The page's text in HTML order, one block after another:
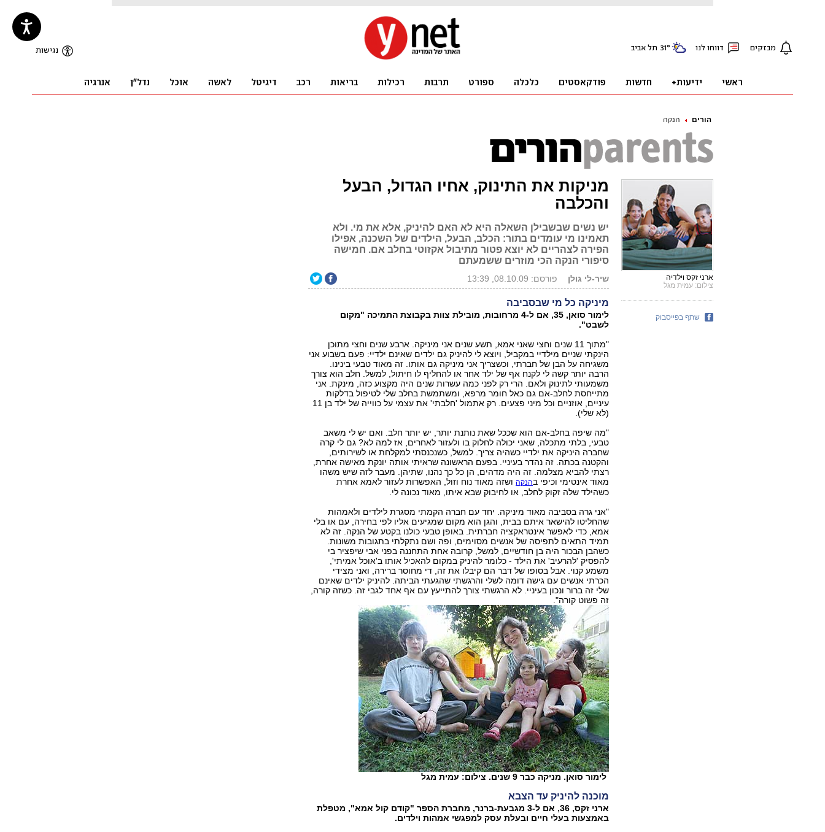
הורים הנקה
מניקות את התינוק, אחיו הגדול, הבעל
והכלבה
יש נשים שבשבילן השאלה היא לא האם להיניק, אלא את מי. ולא
תאמינו מי עומדים בתור: הכלב, הבעל, הילדים של השכנה, אפילו
הפירה לצהריים לא יוצא פטור מתיבול אקזוטי בחלב אם. חמישה
סיפורי הנקה הכי מוזרים ששמעתם
שיר-לי גולן פורסם: 08.10.09, 13:39
מיניקה כל מי שבסביבה
לימור סואן, ‭,35‬ אם ל‭4-‬ מרחובות, מובילת צוות בקבוצת התמיכה "מקום
לשבט".
"מתוך 11 שנים וחצי שאני אמא, תשע שנים אני מיניקה. ארבע שנים וחצי מתוכן
הינקתי שניים מילדיי במקביל, ויוצא לי להיניק גם ילדים שאינם ילדיי: פעם בשבוע אני
משגיחה על הבן של חברתי, וכשצריך אני מיניקה גם אותו. זה מאוד טבעי בינינו.
הרבה יותר קשה לי לקנח אף של ילד אחר או להחליף לו חיתול, למשל. חלב הוא צורך
משמעותי לתינוק ולאם. הרי רק לפני כמה עשרות שנים היה מקצוע כזה, מינקת. אני
מתייחסת לחלב-אם גם כאל חומר מרפא, ומשתמשת בחלב שלי לטיפול בדלקות
עיניים, אוזניים וכל מיני פצעים. רק אתמול 'חלבתי' את עצמי על כווייה של ילד בן 11
(לא שלי‭.(‬
"מה שיפה בחלב-אם הוא שככל שאת נותנת יותר, יש יותר חלב. ואם יש לי משאב
טבעי, בלתי מתכלה, שאני יכולה לחלוק בו ולעזור לאחרים, אז למה לא? גם לי קרה
שחברה היניקה את ילדיי כשהיה צריך. למשל, כשנכנסתי למקלחת או לשירותים,
והקטנה בכתה. זה נהדר בעיניי. בפעם הראשונה שראיתי אותה יונקת מאישה אחרת,
רצתי להביא מצלמה. זה היה מדהים, הן כל כך נהנו, שתיהן. מעבר לזה שיש משהו
מאוד אינטימי וכיפי בהנקהושזה מאוד נוח וזול, האפשרות לעזור לאמא אחרת
כשהילד שלה זקוק לחלב, או לחיבוק שבא איתו, מאוד נכונה לי.
"אני גרה בסביבה מאוד מיניקה. יחד עם חברה הקמתי מסגרת לילדים ולאמהות
שהחליטו להישאר איתם בבית, והגן הוא מקום שמגיעים אליו לפי בחירה, עם או בלי
אמא, כדי לאפשר אינטראקציה חברתית. באופן טבעי כולנו בקטע של הנקה. זה לא
תמיד התאים לתפיסה של אנשים מסוימים, ופה ושם נתקלתי בתגובות משונות.
כשהבן הבכור היה בן חודשיים, למשל, קרובה אחת התחננה בפני אבי שיפציר בי
משמע קנוי. אבל בסופו של דבר הם קיבלו את זה, די מחוסר ברירה, ואני מצידי
הכרתי אנשים עם גישה דומה לשלי והרגשתי שהגעתי הביתה. להיניק ילדים שאינם
שלי זה ברור ונכון בעיניי. לא הרגשתי צורך להתייעץ עם אף אחד לגבי זה. כשזה קורה,
זה פשוט קורה‭."‬
לימור סואן. מניקה כבר 9 שנים. צילום: עמית מגל
מוכנה להיניק עד הצבא
ארני זקס, ‭,36‬ אם ל‭3-‬ מגבעת-ברנר, מחברת הספר "קודם קול אמא‭,"‬ מטפלת
באמצעות בעלי חיים ובעלת עסק למפגשי אמהות וילדים.
ארני זקס וילדיה
צילום: עמית מגל
שתף בפייסבוק